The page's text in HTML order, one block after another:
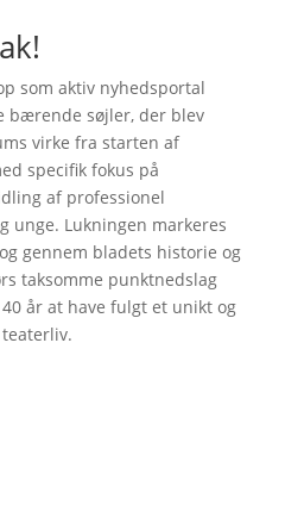
som aktiv nyhedsportal
bærende søjler, der blev
virke fra starten af
specifik fokus på
af professionel
unge. Lukningen markeres
gennem bladets historie og
taksomme punktnedslag
år at have fulgt et unikt og